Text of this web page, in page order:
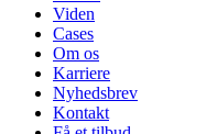
Viden
Cases
Om os
Karriere
Nyhedsbrev
Kontakt